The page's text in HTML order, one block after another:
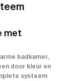
met
badkamer,
door kleur en
systeem